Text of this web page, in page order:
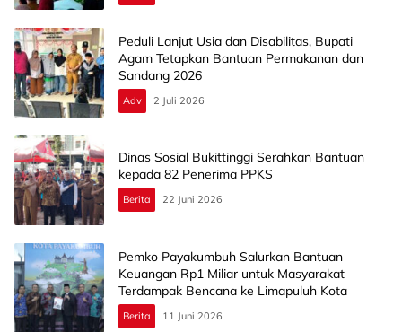
Peduli Lanjut Usia dan Disabilitas, Bupati
Agam Tetapkan Bantuan Permakanan dan
Sandang 2026
Adv 2 Juli 2026
Dinas Sosial Bukittinggi Serahkan Bantuan
kepada 82 Penerima PPKS
Berita 22 Juni 2026
Pemko Payakumbuh Salurkan Bantuan
Keuangan Rp1 Miliar untuk Masyarakat
Terdampak Bencana ke Limapuluh Kota
Berita 11 Juni 2026